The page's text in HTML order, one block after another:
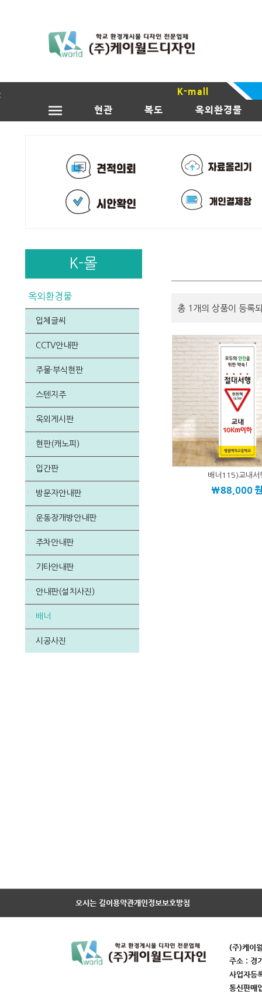
K-mall
현관
복도 옥외환경물
K-몰
옥외환경물
입체글씨
CCTV안내판
주물·부식현판
스텐지주
옥외게시판
현판(캐노피)
입간판
방문자안내판
운동장개방안내판
주차안내판
기타안내판
안내판(설치사진)
배너
시공사진
총 1개의 상품이 등록
배너115)교내서
\88,000
오시는 길이용약관개인정보보호방침
(주)케이
주소 : 경
사업자
통신판매